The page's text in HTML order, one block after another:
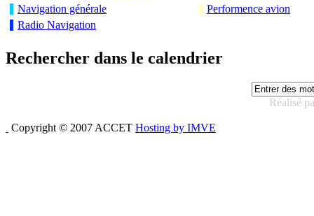
Navigation générale
Performence avion
Radio Navigation
Rechercher dans le calendrier
Réalisé
Copyright © 2007 ACCET Hosting by IMVE